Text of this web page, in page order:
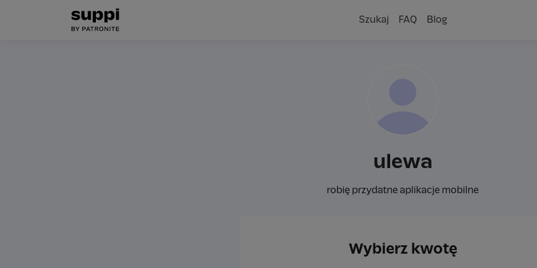
Szukaj FAQ Blog
ulewa
robię przydatne aplikacje mobilne
Wybierz kwotę